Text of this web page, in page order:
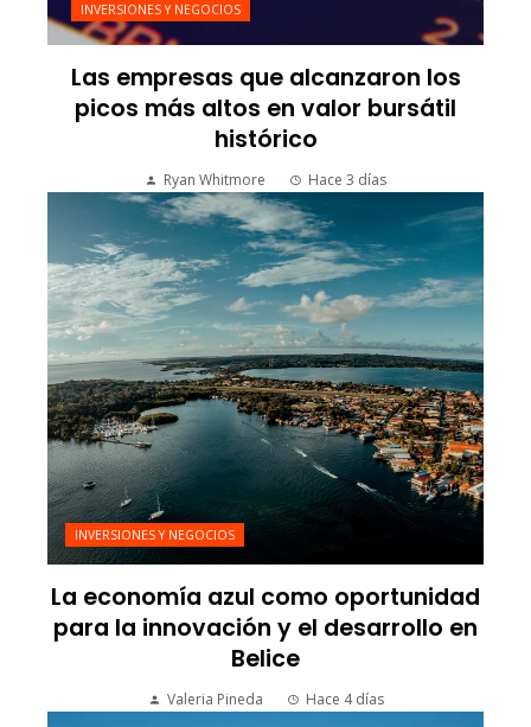
INVERSIONES Y NEGOCIOS
Las empresas que alcanzaron los
picos más altos en valor bursátil
histórico
Ryan Whitmore Hace 3 días
INVERSIONES Y NEGOCIOS
La economía azul como oportunidad
para la innovación y el desarrollo en
Belice
Valeria Pineda Hace 4 días